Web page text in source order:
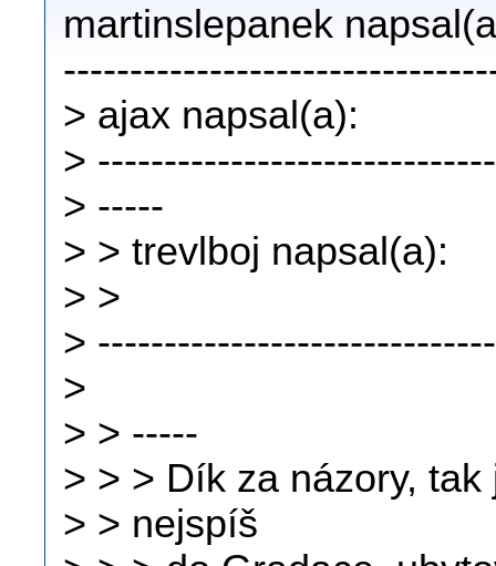
martinslepanek
> ajax napsal(a):
>
> -----
> > trevlboj napsal(a):
> >
>
>
> > -----
> > > Dík za názory,
> > nejspíš